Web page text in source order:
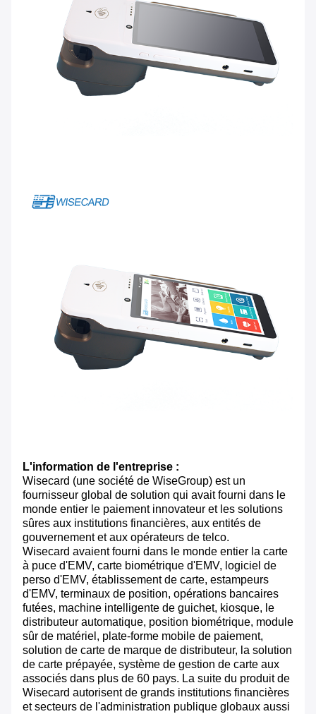
L'information de l'entreprise :
Wisecard (une société de WiseGroup) est un
fournisseur global de solution qui avait fourni dans le
monde entier le paiement innovateur et les solutions
sûres aux institutions financières, aux entités de
gouvernement et aux opérateurs de telco.
Wisecard avaient fourni dans le monde entier la carte
à puce d'EMV, carte biométrique d'EMV, logiciel de
perso d'EMV, établissement de carte, estampeurs
d'EMV, terminaux de position, opérations bancaires
futées, machine intelligente de guichet, kiosque, le
distributeur automatique, position biométrique, module
sûr de matériel, plate-forme mobile de paiement,
solution de carte de marque de distributeur, la solution
de carte prépayée, système de gestion de carte aux
associés dans plus de 60 pays. La suite du produit de
Wisecard autorisent de grands institutions financières
et secteurs de l'administration publique globaux aussi